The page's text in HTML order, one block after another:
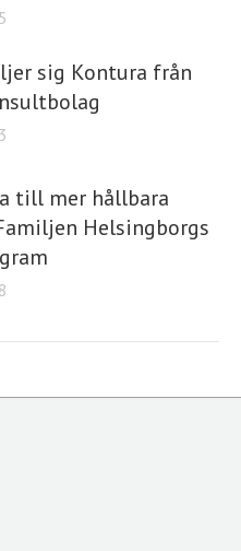
sig Kontura från
till mer hållbara
Helsingborgs